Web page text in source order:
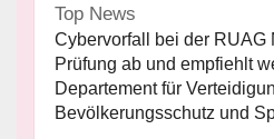
Top News
Cybervorfall bei der RUAG
Prüfung ab und empfiehlt
Departement für
Bevölkerungsschutz und